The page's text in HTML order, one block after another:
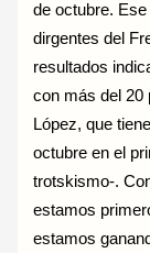
de octubre.
dirgentes del
resultados
con más del 20
López, que
octubre en el
trotskismo-.
estamos
estamos